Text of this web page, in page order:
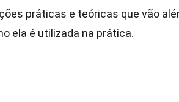
práticas e teóricas que vão
ela é utilizada na prática.